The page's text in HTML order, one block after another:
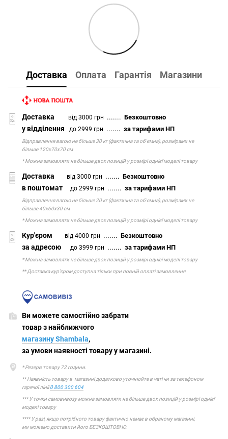
Доставка Оплата Гарантія Магазини
Доставка від 3000 грн .......Безкоштовно
у відділення до 2999 грн .......за тарифами НП
Відправлення вагою не більше 30 кг (фактична та об'ємна), розмірами не
більше 120х70х70 см
* Можна замовляти не більше двох позицій у розмірі однієї моделі товару
Доставка від 3000 грн .......Безкоштовно
в поштомат до 2999 грн .......за тарифами НП
Відправлення вагою не більше 20 кг (фактична та об'ємна), розмірами не
більше 40х60х30 см
* Можна замовляти не більше двох позицій у розмірі однієї моделі товару
Кур'єром від 4000 грн .......Безкоштовно
за адресою до 3999 грн .......за тарифами НП
* Можна замовляти не більше двох позицій у розмірі однієї моделі товару
** Доставка кур'єром доступна тільки при повній оплаті замовлення
Ви можете самостійно забрати
товар з найближчого
магазину Shambala,
за умови наявності товару у магазині.
* Резерв товару 72 години.
** Наявність товару в магазині додатково уточнюйте в чаті чи за телефоном
гарячої лінії0 800 300 604
*** У точки самовивозу можна замовляти не більше двох позицій у розмірі однієї
моделі товару
**** У разі, якщо потрібного товару фактично немає в обраному магазині,
ми можемо доставити його БЕЗКОШТОВНО.